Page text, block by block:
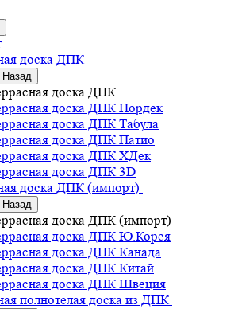
доска ДПК
Назад
доска ДПК
доска ДПК Нордек
доска ДПК Табула
доска ДПК Патио
доска ДПК ХДек
доска ДПК 3D
доска ДПК (импорт)
Назад
доска ДПК (импорт)
доска ДПК Ю.Корея
доска ДПК Канада
доска ДПК Китай
доска ДПК Швеция
полнотелая доска из ДПК